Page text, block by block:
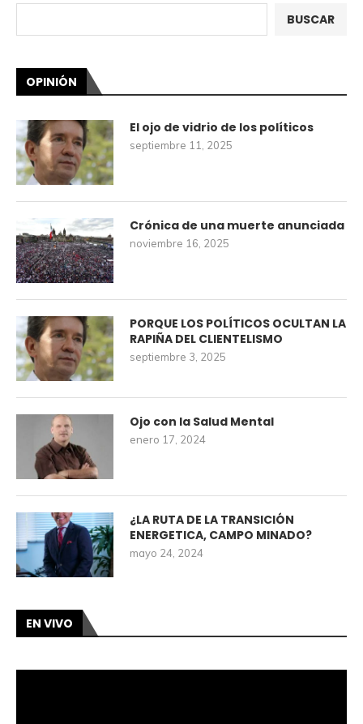
BUSCAR
OPINIÓN
El ojo de vidrio de los políticos
septiembre 11, 2025
Crónica de una muerte anunciada
noviembre 16, 2025
PORQUE LOS POLÍTICOS OCULTAN LA
RAPIÑA DEL CLIENTELISMO
septiembre 3, 2025
Ojo con la Salud Mental
enero 17, 2024
¿LA RUTA DE LA TRANSICIÓN
ENERGETICA, CAMPO MINADO?
mayo 24, 2024
EN VIVO